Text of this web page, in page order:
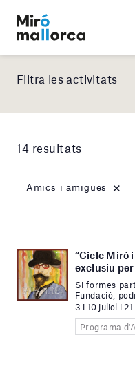
Filtra les activitats
14 resultats
Amics i amigues ×
“Cicle Miró
exclusiu
Si formes
Fundació,
3 i 10 juliol i
Programa